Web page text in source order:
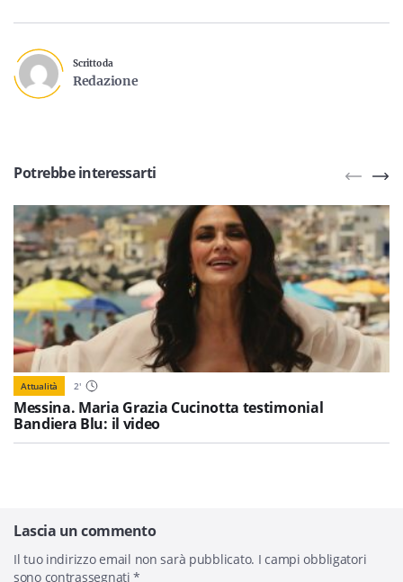
Scritto da
Redazione
Potrebbe interessarti
Attualità 2'
Messina. Maria Grazia Cucinotta testimonial
Bandiera Blu: il video
Lascia un commento
Il tuo indirizzo email non sarà pubblicato. I campi obbligatori
sono contrassegnati*